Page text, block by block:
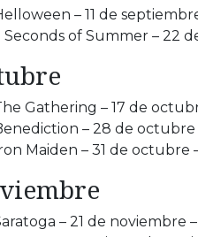
– 11 de
Seconds of Summer – 22
Gathering – 17 de
– 28 de octubre
Maiden – 31 de octubre
– 21 de noviembre